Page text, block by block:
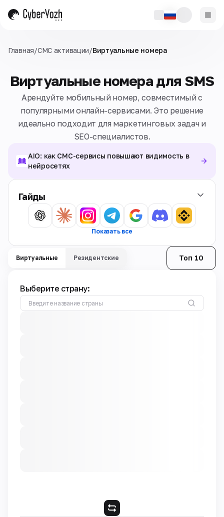
Главная/СМС активации/Виртуальные номера
Виртуальные номера для SMS
Арендуйте мобильный номер, совместимый с
популярными онлайн-сервисами. Это решение
идеально подходит для маркетинговых задач и
SEO-специалистов.
AIO: как СМС-сервисы повышают видимость в
нейросетях
Гайды
Показать все
Виртуальные Резидентские Топ 10
Выберите страну: